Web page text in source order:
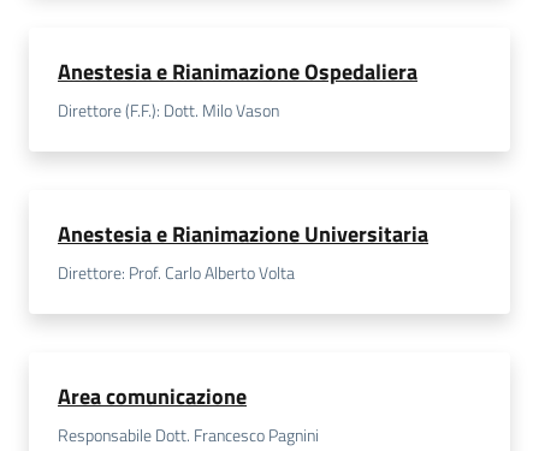
Seguici
Anestesia e Rianimazione Ospedaliera
Direttore (F.F.): Dott. Milo Vason
Anestesia e Rianimazione Universitaria
Direttore: Prof. Carlo Alberto Volta
Area comunicazione
Responsabile Dott. Francesco Pagnini